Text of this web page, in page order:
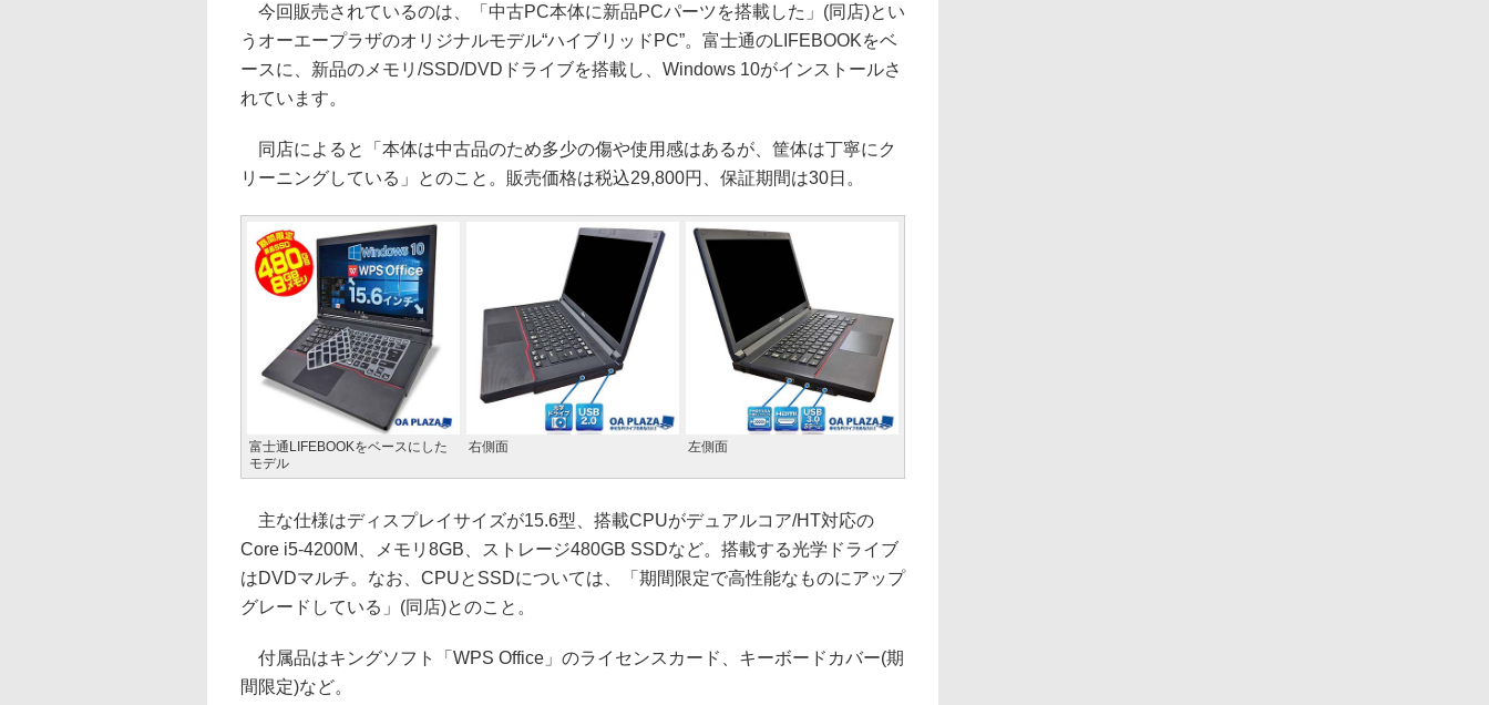
今回販売されているのは、「中古PC本体に新品PCパーツを搭載した」(同店)とい
うオーエープラザのオリジナルモデル“ハイブリッドPC”。富士通のLIFEBOOKをベ
ースに、新品のメモリ/SSD/DVDドライブを搭載し、Windows 10がインストールさ
れています。
同店によると「本体は中古品のため多少の傷や使用感はあるが、筐体は丁寧にク
リーニングしている」とのこと。販売価格は税込29,800円、保証期間は30日。
富士通LIFEBOOKをベースにした
モデル
右側面 左側面
主な仕様はディスプレイサイズが15.6型、搭載CPUがデュアルコア/HT対応の
Core i5-4200M、メモリ8GB、ストレージ480GB SSDなど。搭載する光学ドライブ
はDVDマルチ。なお、CPUとSSDについては、「期間限定で高性能なものにアップ
グレードしている」(同店)とのこと。
付属品はキングソフト「WPS Office」のライセンスカード、キーボードカバー(期
間限定)など。